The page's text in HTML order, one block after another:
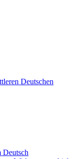
Deutschen
Deutsch